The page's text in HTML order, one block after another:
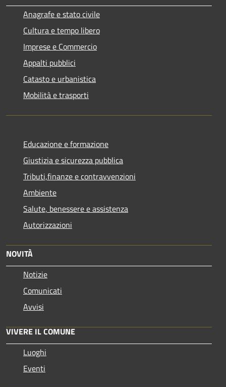
Anagrafe e stato civile
Cultura e tempo libero
Imprese e Commercio
Appalti pubblici
Catasto e urbanistica
Mobilità e trasporti
Educazione e formazione
Giustizia e sicurezza pubblica
Tributi,finanze e contravvenzioni
Ambiente
Salute, benessere e assistenza
Autorizzazioni
NOVITÀ
Notizie
Comunicati
Avvisi
VIVERE IL COMUNE
Luoghi
Eventi